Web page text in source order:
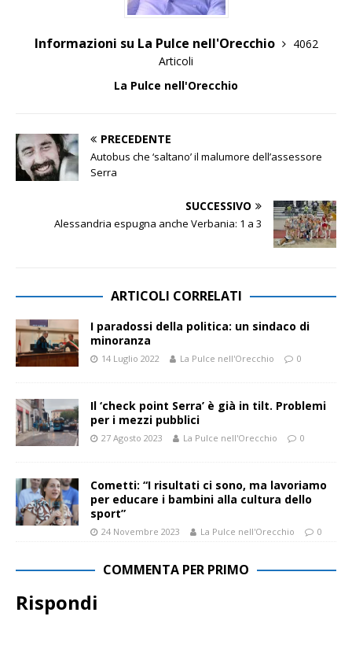
Informazioni su La Pulce nell'Orecchio
4062
Articoli
La Pulce nell'Orecchio
PRECEDENTE
Autobus che ‘saltano’ il malumore dell’assessore
Serra
SUCCESSIVO
Alessandria espugna anche Verbania: 1 a 3
ARTICOLI CORRELATI
I paradossi della politica: un sindaco di
minoranza
14 Luglio 2022 La Pulce nell'Orecchio 0
Il ‘check point Serra’ è già in tilt. Problemi
per i mezzi pubblici
27 Agosto 2023 La Pulce nell'Orecchio 0
Cometti: “I risultati ci sono, ma lavoriamo
per educare i bambini alla cultura dello
sport”
24 Novembre 2023 La Pulce nell'Orecchio 0
COMMENTA PER PRIMO
Rispondi